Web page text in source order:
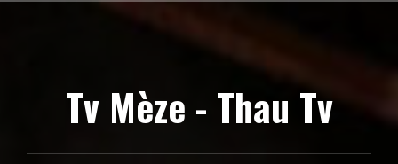
Tv Mèze - Thau Tv